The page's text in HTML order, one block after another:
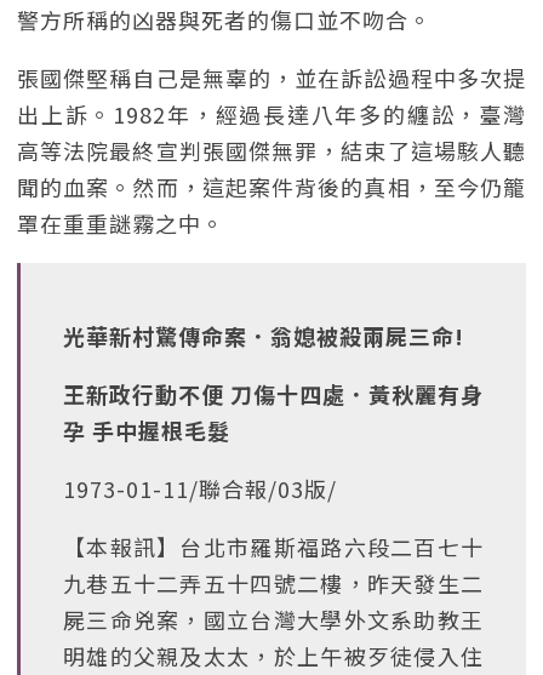
警方所稱的凶器與死者的傷口並不吻合。
張國傑堅稱自己是無辜的，並在訴訟過程中多次提
出上訴。1982年，經過長達八年多的纏訟，臺灣
高等法院最終宣判張國傑無罪，結束了這場駭人聽
聞的血案。然而，這起案件背後的真相，至今仍籠
罩在重重謎霧之中。
光華新村驚傳命案．翁媳被殺兩屍三命!
王新政行動不便 刀傷十四處．黃秋麗有身
孕 手中握根毛髮
1973-01-11/聯合報/03版/
【本報訊】台北市羅斯福路六段二百七十
九巷五十二弄五十四號二樓，昨天發生二
屍三命兇案，國立台灣大學外文系助教王
明雄的父親及太太，於上午被歹徒侵入住